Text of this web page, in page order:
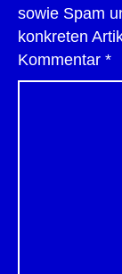
sowie Spam
konkreten
Kommentar *